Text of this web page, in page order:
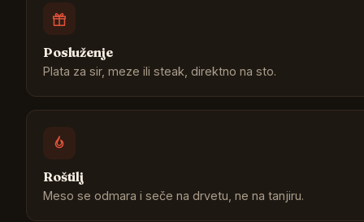
Posluženje
Plata za sir, meze ili steak, direktno na sto.
Roštilj
Meso se odmara i seče na drvetu, ne na tanjiru.